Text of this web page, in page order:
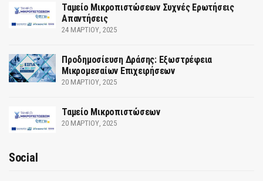
Ταμείο Μικροπιστώσεων Συχνές Ερωτήσεις
Απαντήσεις
24 ΜΑΡΤΊΟΥ, 2025
Προδημοσίευση Δράσης: Εξωστρέφεια
Μικρομεσαίων Επιχειρήσεων
20 ΜΑΡΤΊΟΥ, 2025
Ταμείο Μικροπιστώσεων
20 ΜΑΡΤΊΟΥ, 2025
Social